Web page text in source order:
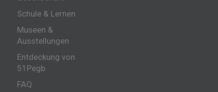
Schule & Lernen
Museen &
Ausstellungen
Entdeckung von
51Pegb
FAQ